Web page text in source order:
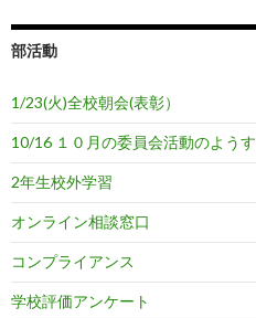
部活動
1/23(火)全校朝会(表彰）
10/16 １０月の委員会活動のようす
2年生校外学習
オンライン相談窓口
コンプライアンス
学校評価アンケート